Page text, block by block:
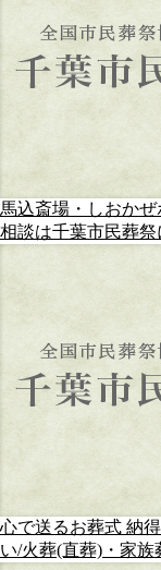
馬込斎場・しおか
相談は千葉市民葬
心で送るお葬式 納
い/火葬(直葬)・家族